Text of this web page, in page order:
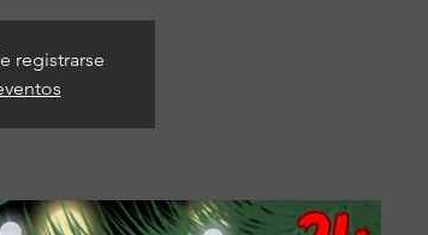
registrarse